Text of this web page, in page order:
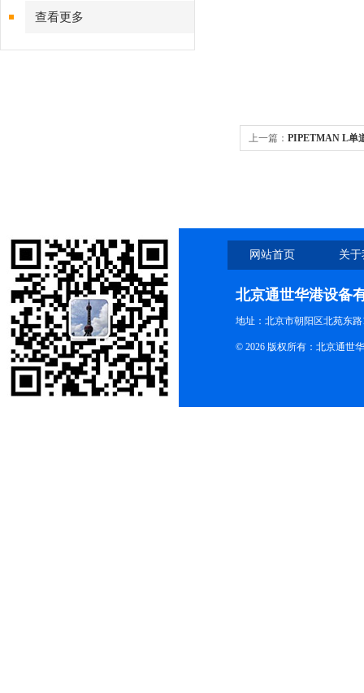
查看更多
上一篇： PIPETMAN L单
网站首页 关
北京通世华港设备
地址：北京市朝阳区北苑东路
© 2026 版权所有：北京通世